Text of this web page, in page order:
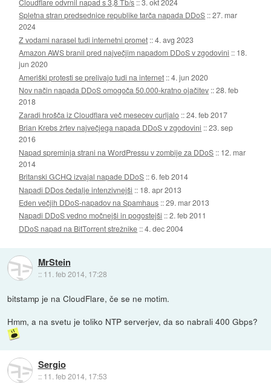
Cloudflare odvrnil napad s 3,8 Tb/s ::3. okt 2024
Spletna stran predsednice republike tarča napada DDoS ::27. mar
2024
Z vodami narasel tudi internetni promet ::4. avg 2023
Amazon AWS branil pred največjim napadom DDoS v zgodovini :: 18.
jun 2020
Ameriški protesti se prelivajo tudi na internet ::4. jun 2020
Nov način napada DDoS omogoča 50.000-kratno ojačitev ::28. feb
2018
Zaradi hrošča iz Cloudflara več mesecev curljalo ::24. feb 2017
Brian Krebs žrtev največjega napada DDoS v zgodovini ::23. sep
2016
Napad spreminja strani na WordPressu v zombije za DDoS :: 12. mar
2014
Britanski GCHQ izvajal napade DDoS ::6. feb 2014
Napadi DDos čedalje intenzivnejši :: 18. apr 2013
Eden večjih DDoS-napadov na Spamhaus ::29. mar 2013
Napadi DDoS vedno močnejši in pogostejši ::2. feb 2011
DDoS napad na BitTorrent strežnike ::4. dec 2004
MrStein
:: 11. feb 2014, 17:28
bitstamp je na CloudFlare, če se ne motim.
Hmm, a na svetu je toliko NTP serverjev, da so nabrali 400 Gbps?
Sergio
:: 11. feb 2014, 17:53